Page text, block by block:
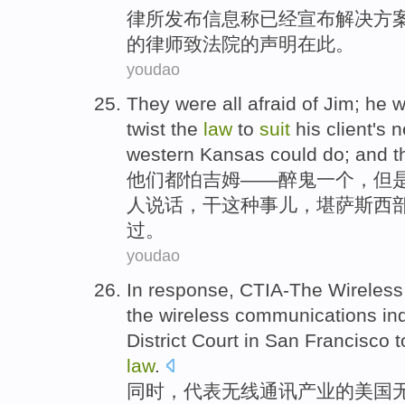
律所发布信息称已经宣布解决方
的律师致法院的声明在此。
youdao
They were all afraid of Jim; he
twist the law to suit his client's
western Kansas could do; and
他们都怕吉姆——醉鬼一个 ， 但
人说话， 干这种事儿， 堪萨斯西
过。
youdao
In response, CTIA-The Wireless
the wireless communications
District Court in San Francisco
law.
同时， 代表无线通讯产业的美国